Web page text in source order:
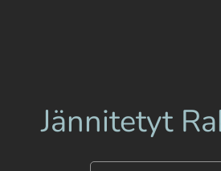
Jännitetyt